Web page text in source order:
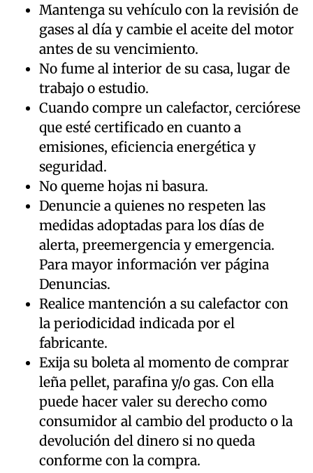
Mantenga su vehículo con la revisión de
gases al día y cambie el aceite del motor
antes de su vencimiento.
No fume al interior de su casa, lugar de
trabajo o estudio.
Cuando compre un calefactor, cerciórese
que esté certificado en cuanto a
emisiones, eficiencia energética y
seguridad.
No queme hojas ni basura.
Denuncie a quienes no respeten las
medidas adoptadas para los días de
alerta, preemergencia y emergencia.
Para mayor información ver página
Denuncias.
Realice mantención a su calefactor con
la periodicidad indicada por el
fabricante.
Exija su boleta al momento de comprar
leña pellet, parafina y/o gas. Con ella
puede hacer valer su derecho como
consumidor al cambio del producto o la
devolución del dinero si no queda
conforme con la compra.